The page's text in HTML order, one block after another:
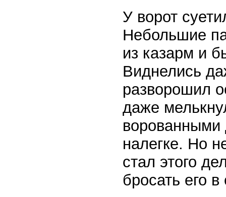
У ворот
Небольшие
из казарм и
Виднелись
разворошил
даже
ворованными
налегке. Но
стал этого
бросать его